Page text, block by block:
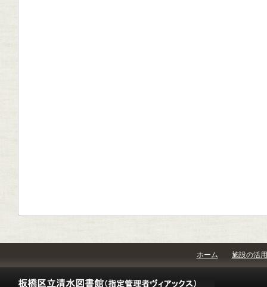
ホーム 施設の活用